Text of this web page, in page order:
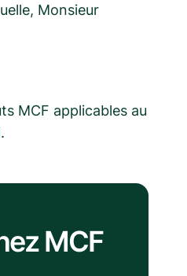
Monsieur
MCF applicables au
.
MCF